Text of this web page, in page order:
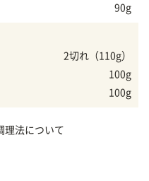
90g
2切れ（110g）
100g
100g
理法について